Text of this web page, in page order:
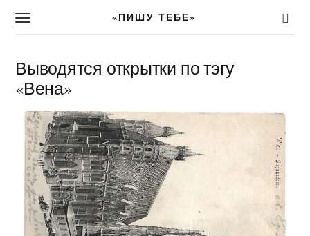
T
g
l
e
a
«ПИШУ ТЕБЕ»
Выводятся открытки по тэгу
«Вена»